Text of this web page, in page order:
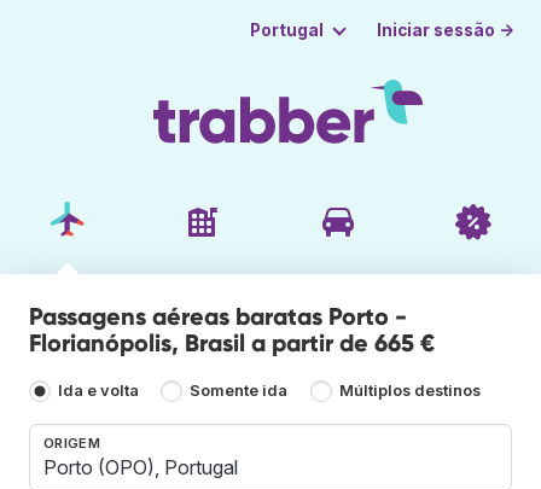
Portugal Iniciar sessão →
Passagens aéreas baratas Porto -
Florianópolis, Brasil a partir de 665 €
Ida e volta Somente ida Múltiplos destinos
ORIGEM